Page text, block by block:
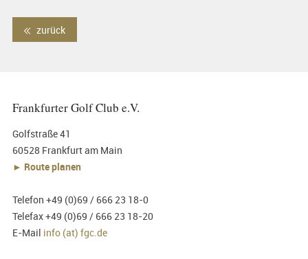
zurück
Frankfurter Golf Club e.V.
Golfstraße 41
60528 Frankfurt am Main
► Route planen
Telefon +49 (0)69 / 666 23 18-0
Telefax +49 (0)69 / 666 23 18-20
E-Mail info (at) fgc.de